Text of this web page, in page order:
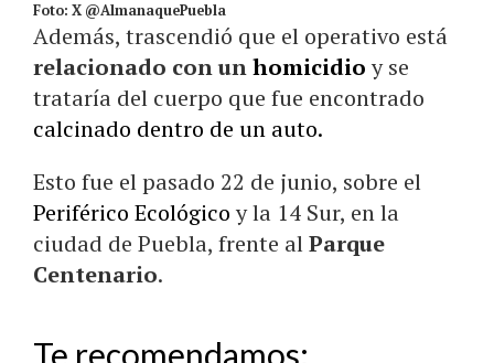
Foto: X @AlmanaquePuebla
Además, trascendió que el operativo está
relacionado con unhomicidioy se
trataría del cuerpo que fue encontrado
calcinado dentro de un auto.
Esto fue el pasado 22 de junio, sobre el
Periférico Ecológicoy la 14 Sur, en la
ciudad de Puebla, frente alParque
Centenario.
Te recomendamos: